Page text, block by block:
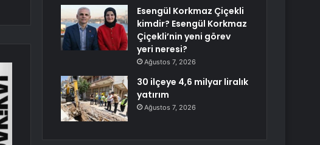
Esengül Korkmaz Çiçekli
kimdir? Esengül Korkmaz
Çiçekli’nin yeni görev
yeri neresi?
Ağustos 7, 2026
30 ilçeye 4,6 milyar liralık
yatırım
Ağustos 7, 2026